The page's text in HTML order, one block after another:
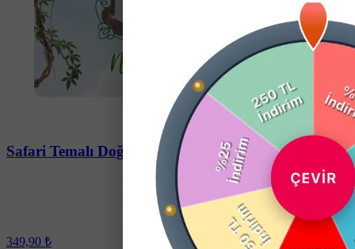
Safari Temalı Doğum Günü Magneti - 24 Adet
349,90 ₺